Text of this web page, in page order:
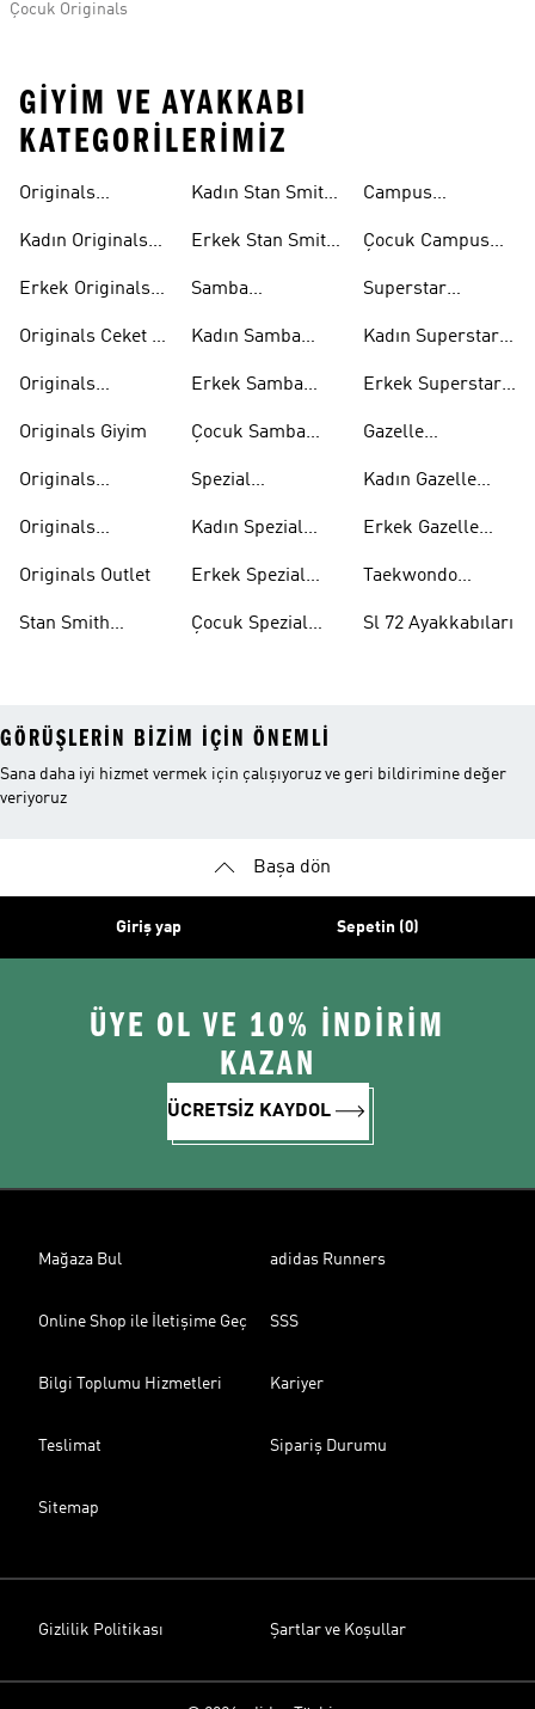
Çocuk Originals
GIYIM VE AYAKKABI
KATEGORILERIMIZ
Originals
Kadın Originals
Erkek Originals
Originals Ceket &
Originals
Originals Giyim
Originals
Originals
Originals Outlet
Stan Smith
Kadın Stan Smith
Erkek Stan Smith
Samba
Kadın Samba
Erkek Samba
Çocuk Samba
Spezial
Kadın Spezial
Erkek Spezial
Çocuk Spezial
Campus
Çocuk Campus
Superstar
Kadın Superstar
Erkek Superstar
Gazelle
Kadın Gazelle
Erkek Gazelle
Taekwondo
Sl 72 Ayakkabıları
GÖRÜŞLERIN BIZIM IÇIN ÖNEMLI
Sana daha iyi hizmet vermek için çalışıyoruz ve geri bildirimine değer
veriyoruz
Başa dön
Giriş yap Sepetin (0)
ÜYE OL VE 10% İNDİRİM
KAZAN
ÜCRETSİZ KAYDOL
Mağaza Bul adidas Runners
Online Shop ile İletişime Geç SSS
Bilgi Toplumu Hizmetleri Kariyer
Teslimat Sipariş Durumu
Sitemap
Gizlilik Politikası Şartlar ve Koşullar